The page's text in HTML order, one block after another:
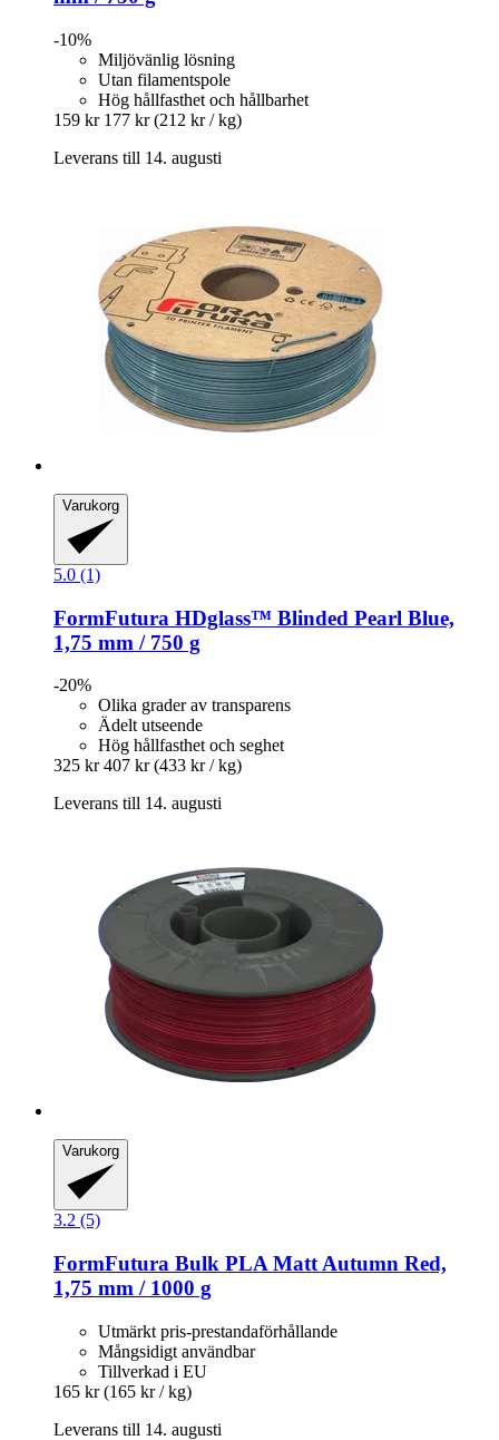
-10%
Miljövänlig lösning
Utan filamentspole
Hög hållfasthet och hållbarhet
159 kr 177 kr (212 kr / kg)
Leverans till 14. augusti
Varukorg
5.0 (1)
FormFutura HDglass™ Blinded Pearl Blue,
1,75 mm / 750 g
-20%
Olika grader av transparens
Ädelt utseende
Hög hållfasthet och seghet
325 kr 407 kr (433 kr / kg)
Leverans till 14. augusti
Varukorg
3.2 (5)
FormFutura Bulk PLA Matt Autumn Red,
1,75 mm / 1000 g
Utmärkt pris-prestandaförhållande
Mångsidigt användbar
Tillverkad i EU
165 kr (165 kr / kg)
Leverans till 14. augusti